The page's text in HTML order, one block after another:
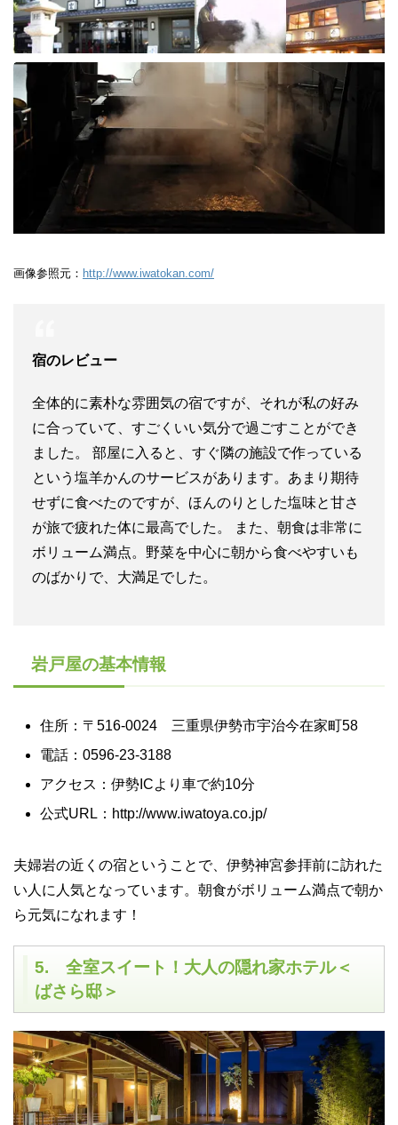
画像参照元： http://www.iwatokan.com/
宿のレビュー
全体的に素朴な雰囲気の宿ですが、それが私の好み
に合っていて、すごくいい気分で過ごすことができ
ました。 部屋に入ると、すぐ隣の施設で作っている
という塩羊かんのサービスがあります。あまり期待
せずに食べたのですが、ほんのりとした塩味と甘さ
が旅で疲れた体に最高でした。 また、朝食は非常に
ボリューム満点。野菜を中心に朝から食べやすいも
のばかりで、大満足でした。
岩戸屋の基本情報
住所：〒516-0024 三重県伊勢市宇治今在家町58
電話：0596-23-3188
アクセス：伊勢ICより車で約10分
公式URL：http://www.iwatoya.co.jp/
夫婦岩の近くの宿ということで、伊勢神宮参拝前に訪れた
い人に人気となっています。朝食がボリューム満点で朝か
ら元気になれます！
5. 全室スイート！大人の隠れ家ホテル＜
ばさら邸＞